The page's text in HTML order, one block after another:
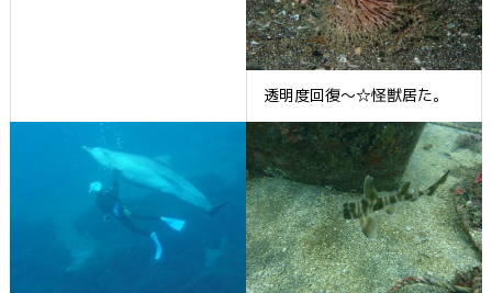
透明度回復～☆怪獣居た。